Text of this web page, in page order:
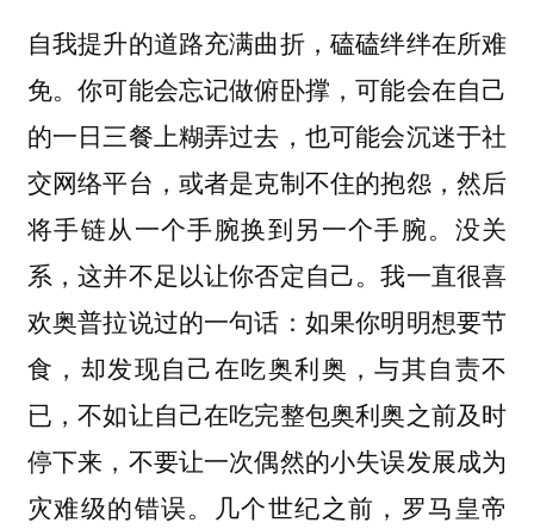
自我提升的道路充满曲折，磕磕绊绊在所难
免。你可能会忘记做俯卧撑，可能会在自己
的一日三餐上糊弄过去，也可能会沉迷于社
交网络平台，或者是克制不住的抱怨，然后
将手链从一个手腕换到另一个手腕。没关
系，这并不足以让你否定自己。我一直很喜
欢奥普拉说过的一句话：如果你明明想要节
食，却发现自己在吃奥利奥，与其自责不
已，不如让自己在吃完整包奥利奥之前及时
停下来，不要让一次偶然的小失误发展成为
灾难级的错误。几个世纪之前，罗马皇帝